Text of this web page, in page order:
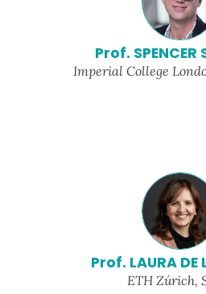
Prof. SPENCER
Imperial College
Prof. LAURA DE
ETH Zúrich,